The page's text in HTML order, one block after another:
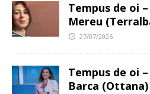
Tempus de oi
Mereu
27/07/2026
Tempus de oi
Barca (Ottana)